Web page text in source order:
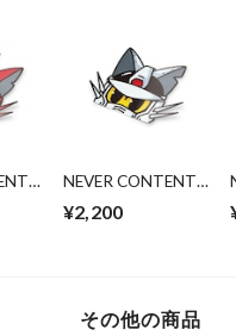
NEVER CONTENT
¥2,200
その他の商品